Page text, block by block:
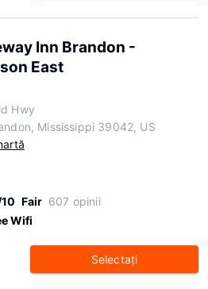
Inn Brandon -
East
Hwy
Mississippi 39042, US
Fair 607 opinii
Wifi
Selectaţi